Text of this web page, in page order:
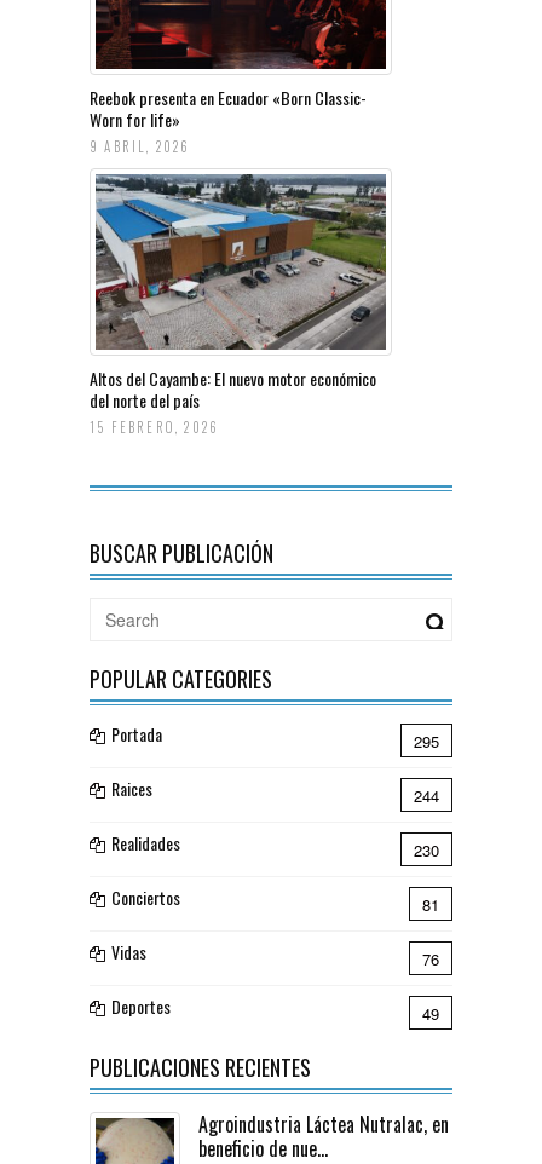
Reebok presenta en Ecuador «Born Classic-
Worn for life»
9 ABRIL, 2026
Altos del Cayambe: El nuevo motor económico
del norte del país
15 FEBRERO, 2026
BUSCAR PUBLICACIÓN
POPULAR CATEGORIES
Portada 295
Raices 244
Realidades 230
Conciertos 81
Vidas 76
Deportes 49
PUBLICACIONES RECIENTES
Agroindustria Láctea Nutralac, en
beneficio de nue...